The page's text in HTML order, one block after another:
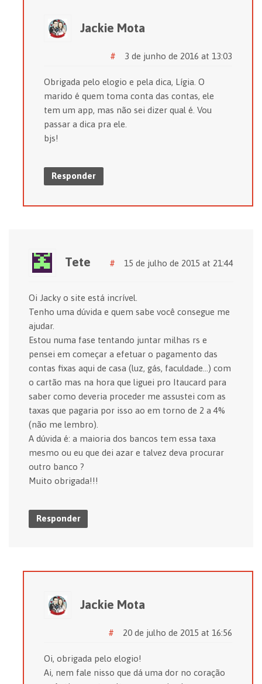
Jackie Mota
3 de junho de 2016 at 13:03
#
Obrigada pelo elogio e pela dica, Lígia. O
marido é quem toma conta das contas, ele
tem um app, mas não sei dizer qual é. Vou
passar a dica pra ele.
bjs!
Responder
Tete 15 de julho de 2015 at 21:44
#
Oi Jacky o site está incrível.
Tenho uma dúvida e quem sabe você consegue me
ajudar.
Estou numa fase tentando juntar milhas rs e
pensei em começar a efetuar o pagamento das
contas fixas aqui de casa (luz, gás, faculdade…) com
o cartão mas na hora que liguei pro Itaucard para
saber como deveria proceder me assustei com as
taxas que pagaria por isso ao em torno de 2 a 4%
(não me lembro).
A dúvida é: a maioria dos bancos tem essa taxa
mesmo ou eu que dei azar e talvez deva procurar
outro banco ?
Muito obrigada!!!
Responder
Jackie Mota
20 de julho de 2015 at 16:56
#
Oi, obrigada pelo elogio!
Ai, nem fale nisso que dá uma dor no coração